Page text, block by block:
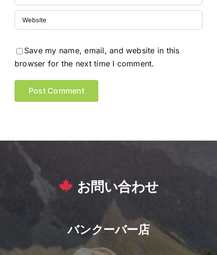
Save my name, email, and website in this
browser for the next time I comment.
お問い合わせ
バンクーバー店